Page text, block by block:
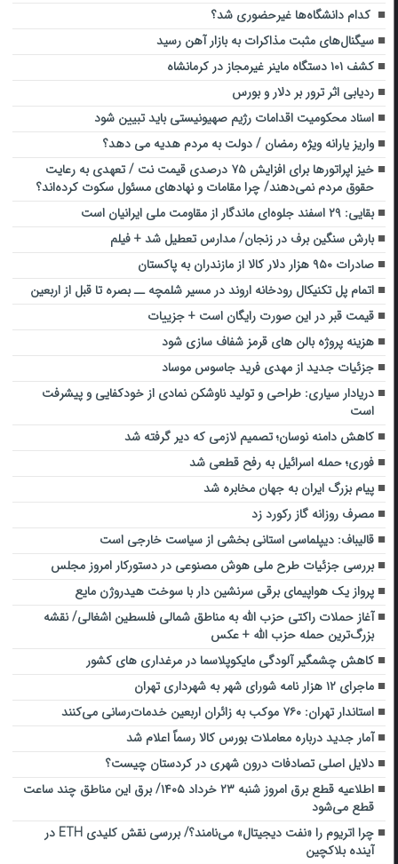
کدام دانشگاه‌ها غیرحضوری شد؟
سیگنال‌های مثبت مذاکرات به بازار آهن رسید
کشف ۱۰۱ دستگاه ماینر غیرمجاز در کرمانشاه
ردیابی اثر ترور بر دلار و بورس
اسناد محکومیت اقدامات رژیم صهیونیستی باید تبیین شود
واریز یارانه ویژه رمضان / دولت به مردم هدیه می دهد؟
خیز اپراتورها برای افزایش ۷۵ درصدی قیمت نت / تعهدی به رعایت
حقوق مردم نمی‌دهند/ چرا مقامات و نهادهای مسئول سکوت کرده‌اند؟
بقایی: ۲۹ اسفند جلوه‌ای ماندگار از مقاومت ملی ایرانیان است
بارش سنگین برف در زنجان‌/ مدارس تعطیل شد + فیلم
صادرات ۹۵۰ هزار دلار کالا از مازندران به پاکستان
اتمام پل تکنیکال رودخانه اروند در مسیر شلمچه ــ بصره تا قبل از اربعین
قیمت قبر در این صورت رایگان است + جزییات
هزینه پروژه بالن های قرمز شفاف سازی شود
جزئیات جدید از مهدی فرید جاسوس موساد
دریادار سیاری: طراحی و تولید ناوشکن نمادی از خودکفایی و پیشرفت
است
کاهش دامنه نوسان؛ تصمیم لازمی که دیر گرفته شد
فوری؛ حمله اسرائیل به رفح قطعی شد
پیام بزرگ ایران به جهان مخابره شد
مصرف روزانه گاز رکورد زد
قالیباف: دیپلماسی استانی بخشی از سیاست خارجی است
بررسی جزئیات طرح ملی هوش مصنوعی در دستورکار امروز مجلس
پرواز یک هواپیمای برقی سرنشین دار با سوخت هیدروژن مایع
آغاز حملات راکتی حزب الله به مناطق شمالی فلسطین اشغالی/ نقشه
بزرگ‌ترین حمله حزب الله + عکس
کاهش چشمگیر آلودگی مایکوپلاسما در مرغداری های کشور
ماجرای ۱۲ هزار نامه شورای شهر به شهرداری تهران
استاندار تهران: ۷۶۰ موکب به زائران اربعین خدمات‌رسانی می‌کنند
آمار جدید درباره معاملات بورس کالا رسماً اعلام شد
دلایل اصلی تصادفات درون شهری در کردستان چیست؟
اطلاعیه قطع برق امروز شنبه ۲۳ خرداد ۱۴۰۵/ برق این مناطق چند ساعت
قطع می‌شود
چرا اتریوم را «نفت دیجیتال» می‌نامند؟/ بررسی نقش کلیدی ETH در
آینده بلاکچین